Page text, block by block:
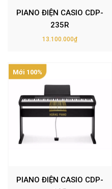
PIANO ĐIỆN CASIO CDP-
235R
13.100.000₫
Mới 100%
PIANO ĐIỆN CASIO CDP-